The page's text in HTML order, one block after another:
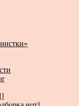
статьи…